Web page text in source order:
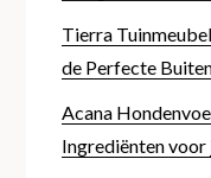
Tierra
de Perfecte
Acana
Ingrediënten voor